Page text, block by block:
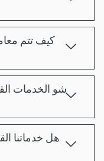
كيف تتم
شو الخدمات
هل خدماتنا